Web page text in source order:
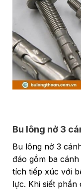
Bu lông nở 3
Bu lông nở 3
đáo gồm ba
tích tiếp xúc với
lực. Khi siết